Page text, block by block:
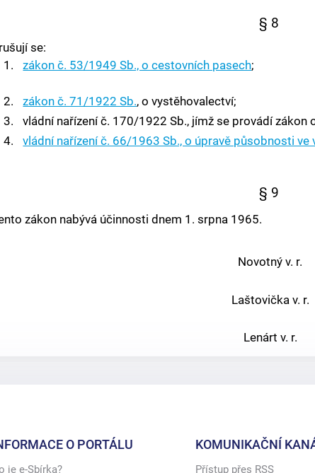
§ 8
se:
1.
zákon č. 53/1949 Sb., o cestovních pasech;
2. zákon č. 71/1922 Sb., o vystěhovalectví;
3.
vládní nařízení č. 170/1922 Sb., jímž se provádí zákon
4.
vládní nařízení č. 66/1963 Sb., o úpravě působnosti ve
§ 9
zákon nabývá účinnosti dnem 1. srpna 1965.
Novotný v. r.
Laštovička v. r.
Lenárt v. r.
O PORTÁLU
je e-Sbírka?
KOMUNIKAČNÍ
Přístup přes RSS